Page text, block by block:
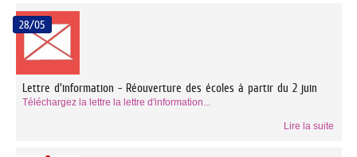
28/05
Lettre d'information - Réouverture des écoles à partir du 2 juin
Téléchargez la lettre la lettre d'information...
Lire la suite